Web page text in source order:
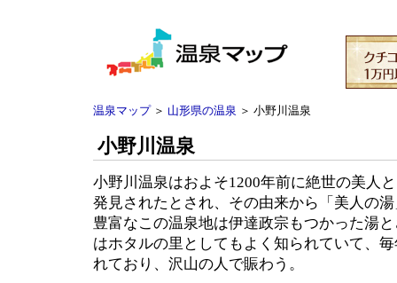
温泉マップ＞ 山形県の温泉 ＞ 小野川温泉
小野川温泉
小野川温泉はおよそ1200年前に絶世の美人
発見されたとされ、その由来から「美人の
豊富なこの温泉地は伊達政宗もつかった湯
はホタルの里としてもよく知られていて、
れており、沢山の人で賑わう。